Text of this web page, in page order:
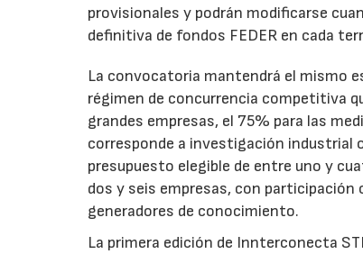
provisionales y podrán modificarse
definitiva de fondos FEDER en cada
La convocatoria mantendrá el mismo
régimen de concurrencia competitiva
grandes empresas, el 75% para las
corresponde a investigación industrial
presupuesto elegible de entre uno y
dos y seis empresas, con
generadores de conocimiento.
La primera edición de Innterconecta